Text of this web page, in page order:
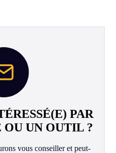
PAR
UN OUTIL ?
vous conseiller et peut-